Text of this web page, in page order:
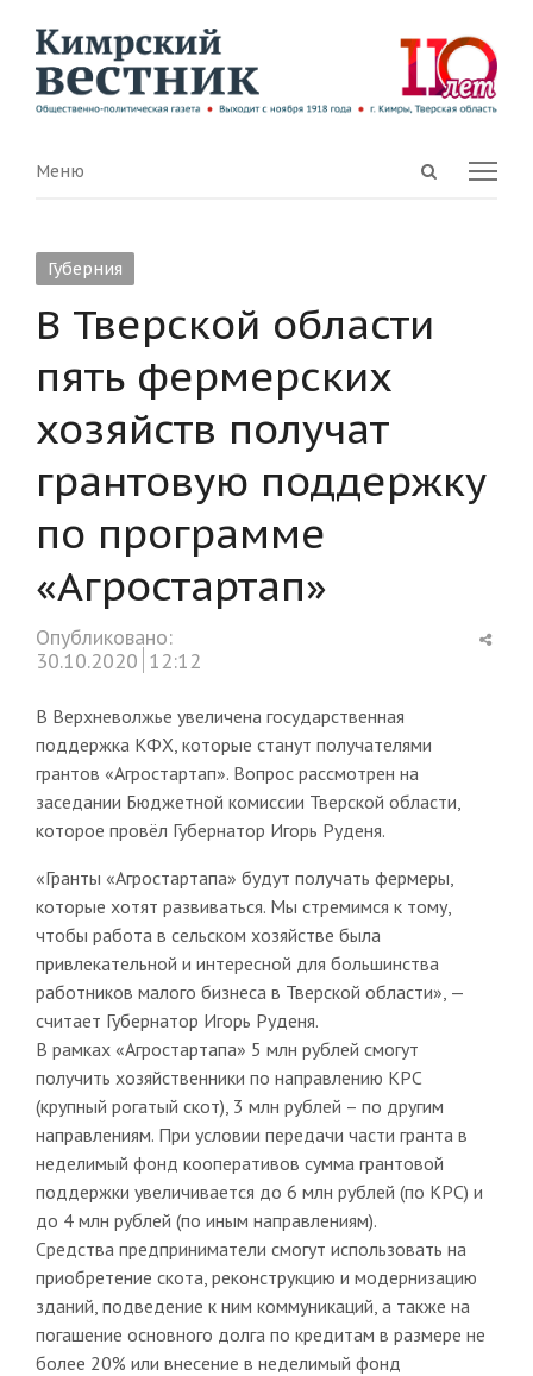
Open
Menu
Меню
Губерния
В Тверской области
пять фермерских
хозяйств получат
грантовую поддержку
по программе
«Агростартап»
Опубликовано:
30.10.2020 12:12
В Верхневолжье увеличена государственная
поддержка КФХ, которые станут получателями
грантов «Агростартап». Вопрос рассмотрен на
заседании Бюджетной комиссии Тверской области,
которое провёл Губернатор Игорь Руденя.
«Гранты «Агростартапа» будут получать фермеры,
которые хотят развиваться. Мы стремимся к тому,
чтобы работа в сельском хозяйстве была
привлекательной и интересной для большинства
работников малого бизнеса в Тверской области», —
считает Губернатор Игорь Руденя.
В рамках «Агростартапа» 5 млн рублей смогут
получить хозяйственники по направлению КРС
(крупный рогатый скот), 3 млн рублей – по другим
направлениям. При условии передачи части гранта в
неделимый фонд кооперативов сумма грантовой
поддержки увеличивается до 6 млн рублей (по КРС) и
до 4 млн рублей (по иным направлениям).
Средства предприниматели смогут использовать на
приобретение скота, реконструкцию и модернизацию
зданий, подведение к ним коммуникаций, а также на
погашение основного долга по кредитам в размере не
более 20% или внесение в неделимый фонд